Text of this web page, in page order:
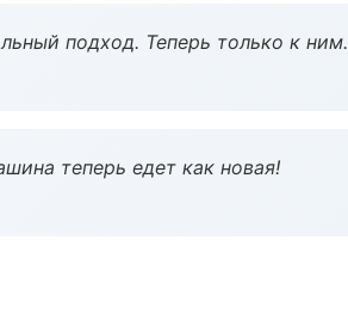
подход. Теперь только к ним.
теперь едет как новая!